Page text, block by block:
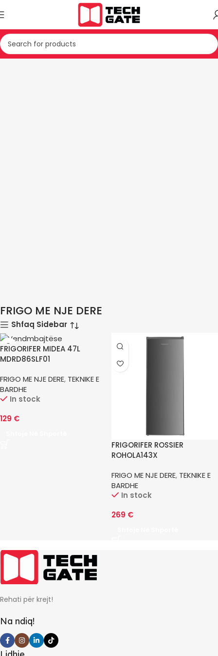
Kreu TEKNIKE E BARDHE FRIGORIFER FRIGO ME NJE DERE
FRIGO ME NJE DERE
Shfaq Sidebar
FRIGORIFER MIDEA 47L
MDRD86SLF01
FRIGO ME NJE DERE, TEKNIKE E
BARDHE
In stock
129 €
FRIGORIFER ROSSIER
ROHOLA143X
FRIGO ME NJE DERE, TEKNIKE E
BARDHE
In stock
269 €
Rehati për krejt!
Na ndiq!